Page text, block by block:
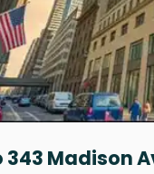
Madison